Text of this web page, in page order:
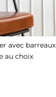
avec
au choix